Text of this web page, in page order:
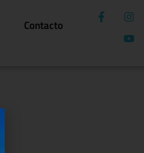
Contacto